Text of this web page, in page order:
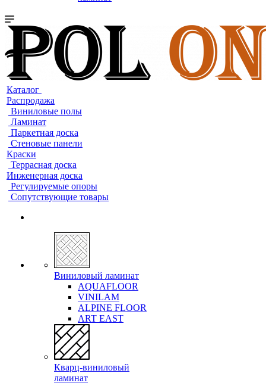
Каталог
Распродажа
Виниловые полы
Ламинат
Паркетная доска
Стеновые панели
Краски
Террасная доска
Инженерная доска
Регулируемые опоры
Сопутствующие товары
Виниловый ламинат
AQUAFLOOR
VINILAM
ALPINE FLOOR
ART EAST
Кварц-виниловый
ламинат